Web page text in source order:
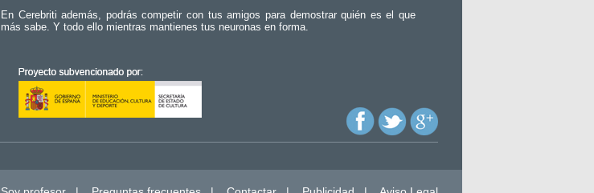
En Cerebriti además, podrás competir con tus amigos para demostrar quién es el que
más sabe. Y todo ello mientras mantienes tus neuronas en forma.